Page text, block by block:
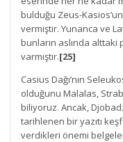
bulduğu Zeus-
vermiştir. Yunanca ve
bunların aslında alttaki
varmıştır.[25]
Casius Dağı’nın
olduğunu Malalas,
biliyoruz. Ancak,
tarihlenen bir yazıtı
verdikleri önemi